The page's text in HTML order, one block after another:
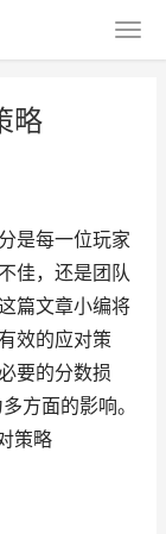
略
是每一位玩家
佳，还是团队
篇文章小编将
效的应对策
要的分数损
方面的影响。
策略